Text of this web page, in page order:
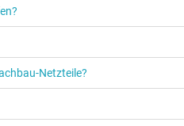
Netzteile?